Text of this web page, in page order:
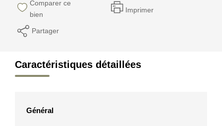
Comparer ce
bien
Imprimer
Partager
Caractéristiques détaillées
Général